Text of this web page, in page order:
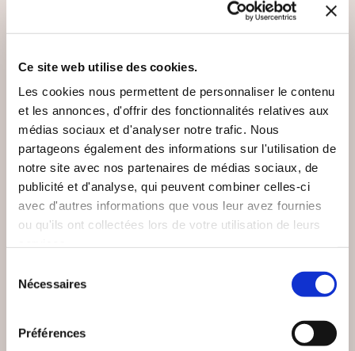
Ce site web utilise des cookies.
Les cookies nous permettent de personnaliser le contenu
et les annonces, d'offrir des fonctionnalités relatives aux
médias sociaux et d'analyser notre trafic. Nous
partageons également des informations sur l'utilisation de
notre site avec nos partenaires de médias sociaux, de
publicité et d'analyse, qui peuvent combiner celles-ci
avec d'autres informations que vous leur avez fournies
ou qu'ils ont collectées lors de votre utilisation de leurs
Nécessaires
Préférences
VOUS AIMEREZ AUSSI
(0 avis)